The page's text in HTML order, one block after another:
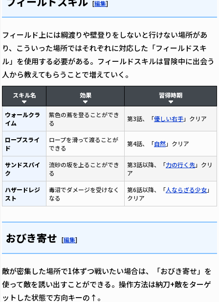
[編集]
フィールド上には綱渡りや壁登りをしないと行けない場所があ
り、こういった場所ではそれぞれに対応した「フィールドスキ
ル」を使用する必要がある。フィールドスキルは冒険中に出会う
人から教えてもらうことで増えていく。
スキル名 効果 習得時期
ウォールクラ
イム
紫色の蔦を登ることができ
る
第3話、「優しい右手」クリア
ロープスライ
ド
ロープを滑って渡ることが
できる
第4話、「自然」クリア
サンドスパイ
ク
流砂の坂を上ることができ
る
第3話以降、「力の行く先」クリ
ア
ハザードレジ
スト
毒沼でダメージを受けなく
なる
第6話以降、「人ならざる少女」
クリア
おびき寄せ [編集]
敵が密集した場所で1体ずつ戦いたい場合は、「おびき寄せ」を
使って敵を誘い出すことができる。操作方法は納刀+敵をターゲ
ットした状態で方向キーの↑。